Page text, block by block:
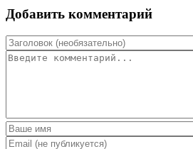
Добавить комментарий